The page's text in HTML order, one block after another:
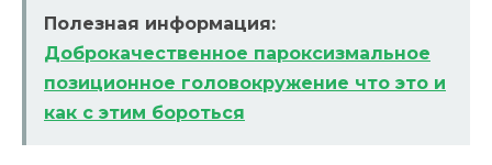
Полезная информация:
Доброкачественное пароксизмальное
позиционное головокружение что это и
как с этим бороться